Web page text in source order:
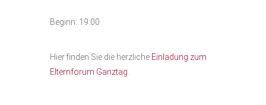
Beginn: 19:00
Hier finden Sie die herzliche Einladung zum
Elternforum Ganztag